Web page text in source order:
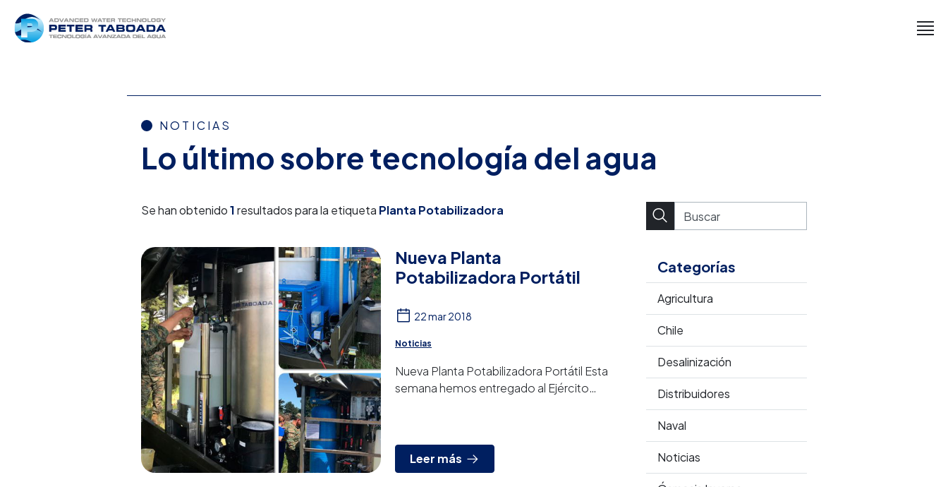
NOTICIAS
Lo último sobre tecnología del agua
Categorías
Agricultura
Chile
Desalinización
Distribuidores
Naval
Noticias
Se han obtenido1resultados para la etiqueta Planta Potabilizadora
Nueva Planta
Potabilizadora Portátil
22 mar 2018
Noticias
Nueva Planta Potabilizadora Portátil Esta
semana hemos entregado al Ejército
Leer más